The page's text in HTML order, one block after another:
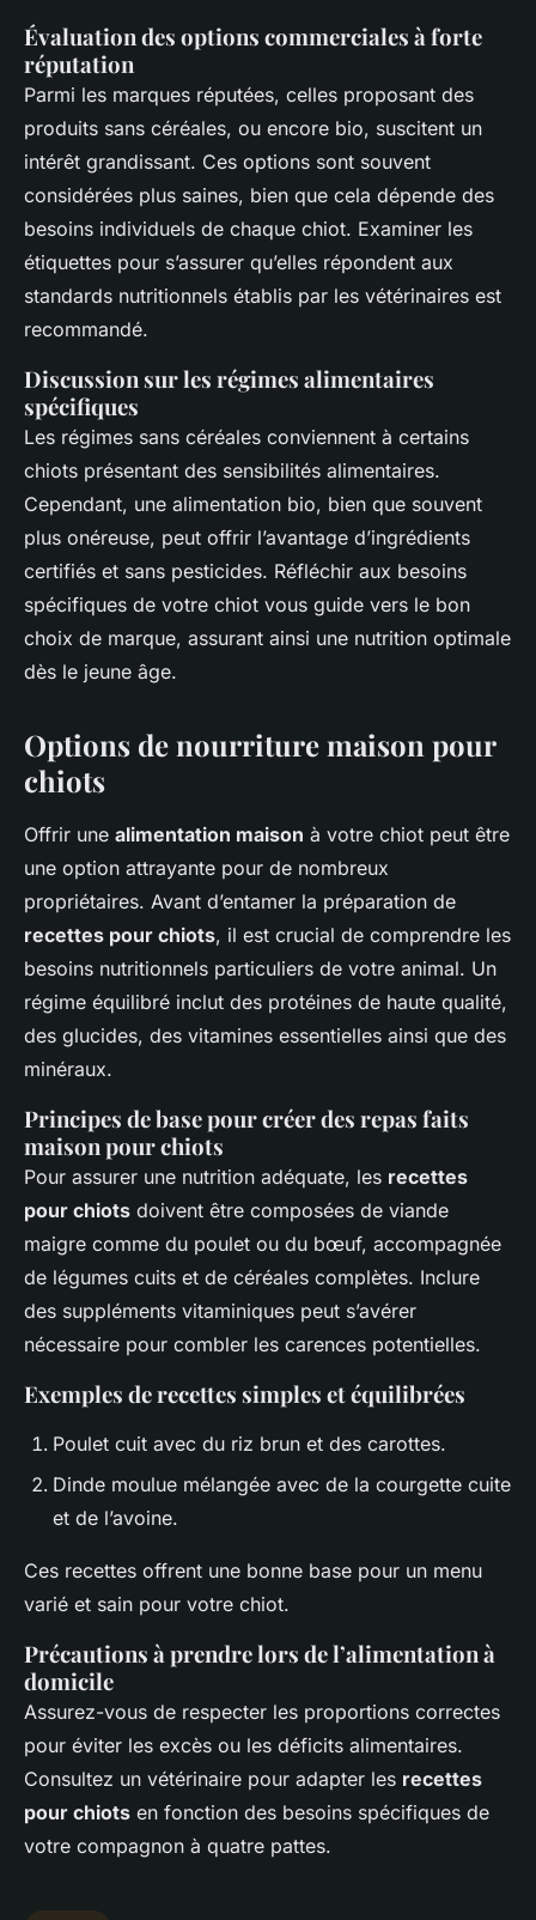
Évaluation des options commerciales à forte
réputation
Parmi les marques réputées, celles proposant des
produits sans céréales, ou encore bio, suscitent un
intérêt grandissant. Ces options sont souvent
considérées plus saines, bien que cela dépende des
besoins individuels de chaque chiot. Examiner les
étiquettes pour s’assurer qu’elles répondent aux
standards nutritionnels établis par les vétérinaires est
recommandé.
Discussion sur les régimes alimentaires
spécifiques
Les régimes sans céréales conviennent à certains
chiots présentant des sensibilités alimentaires.
Cependant, une alimentation bio, bien que souvent
plus onéreuse, peut offrir l’avantage d’ingrédients
certifiés et sans pesticides. Réfléchir aux besoins
spécifiques de votre chiot vous guide vers le bon
choix de marque, assurant ainsi une nutrition optimale
dès le jeune âge.
Options de nourriture maison pour
chiots
Offrir une alimentation maison à votre chiot peut être
une option attrayante pour de nombreux
propriétaires. Avant d’entamer la préparation de
recettes pour chiots, il est crucial de comprendre les
besoins nutritionnels particuliers de votre animal. Un
régime équilibré inclut des protéines de haute qualité,
des glucides, des vitamines essentielles ainsi que des
minéraux.
Principes de base pour créer des repas faits
maison pour chiots
Pour assurer une nutrition adéquate, les recettes
pour chiots doivent être composées de viande
maigre comme du poulet ou du bœuf, accompagnée
de légumes cuits et de céréales complètes. Inclure
des suppléments vitaminiques peut s’avérer
nécessaire pour combler les carences potentielles.
Exemples de recettes simples et équilibrées
Poulet cuit avec du riz brun et des carottes.
Dinde moulue mélangée avec de la courgette cuite
et de l’avoine.
Ces recettes offrent une bonne base pour un menu
varié et sain pour votre chiot.
Précautions à prendre lors de l’alimentation à
domicile
Assurez-vous de respecter les proportions correctes
pour éviter les excès ou les déficits alimentaires.
Consultez un vétérinaire pour adapter les recettes
pour chiots en fonction des besoins spécifiques de
votre compagnon à quatre pattes.